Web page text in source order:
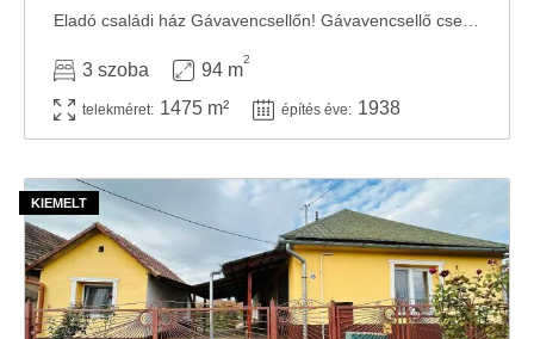
3 szoba 94 m
2
telekméret: 1475 m² építés éve: 1938